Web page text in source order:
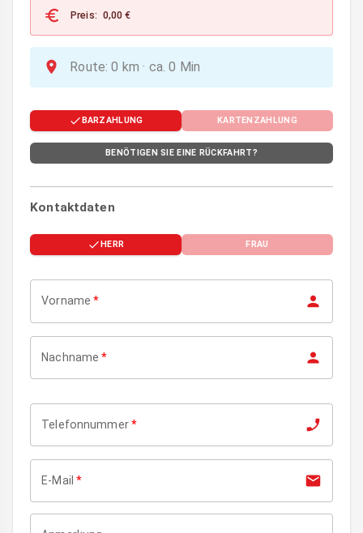
Preis: 0,00 €
Route:0 km · ca. 0 Min
BARZAHLUNG KARTENZAHLUNG
BENÖTIGEN SIE EINE RÜCKFAHRT?
Kontaktdaten
HERR FRAU
Vorname *
Nachname *
Telefonnummer*
E-Mail *